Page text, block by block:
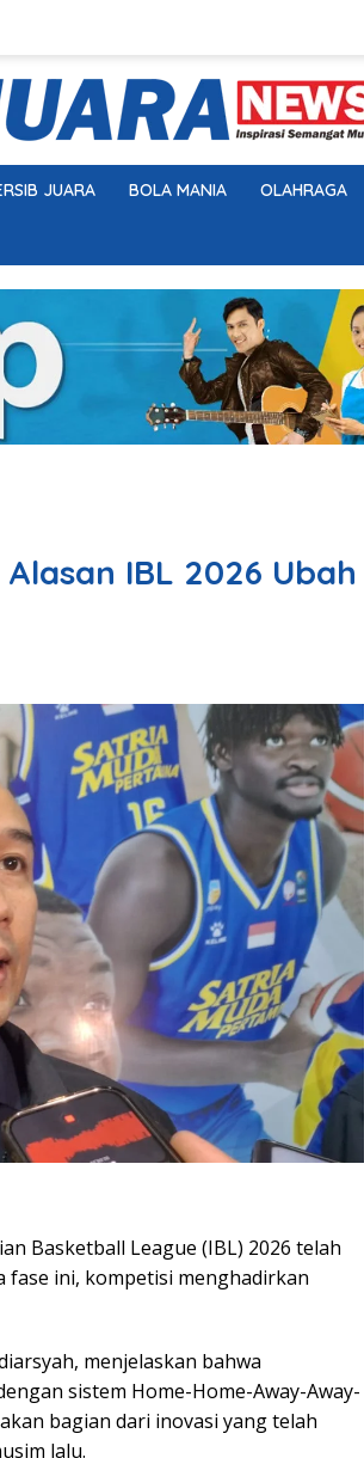
JUARA BOLA MANIA OLAHRAGA
IBL 2026 Ubah
Basketball League (IBL) 2026 telah
fase ini, kompetisi menghadirkan
menjelaskan bahwa
sistem Home-Home-Away-Away-
bagian dari inovasi yang telah
lalu.